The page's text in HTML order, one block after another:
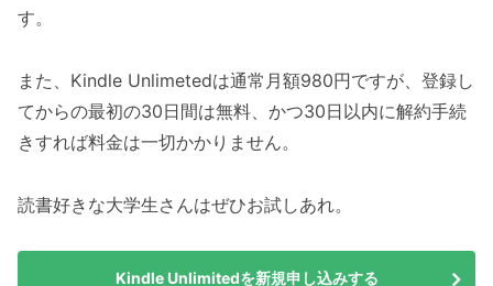
す。
また、Kindle Unlimetedは通常月額980円ですが、登録し
てからの最初の30日間は無料、かつ30日以内に解約手続
きすれば料金は一切かかりません。
読書好きな大学生さんはぜひお試しあれ。
Kindle Unlimitedを新規申し込みする